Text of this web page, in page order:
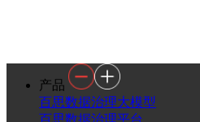
产品
百思数据治理大模型